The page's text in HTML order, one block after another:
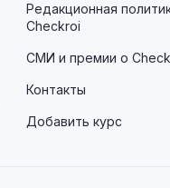
Редакционная
Checkroi
СМИ и премии о
Контакты
Добавить курс